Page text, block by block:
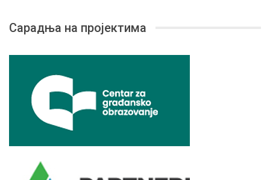
Сарадња на пројектима